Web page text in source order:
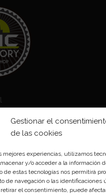
Gestionar el
de las cookies
mejores experiencias, utilizamos
y/o acceder a la información
de estas tecnologías nos permitirá
de navegación o las identificaciones
retirar el consentimiento, puede
privacidad
pago
de envio